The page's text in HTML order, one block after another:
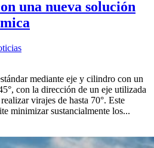
una nueva solución
mediante eje y cilindro con un
con la dirección de un eje utilizada
virajes de hasta 70°. Este
minimizar sustancialmente los...